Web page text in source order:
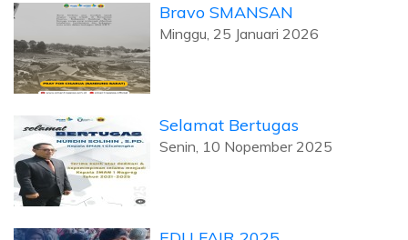
Bravo SMANSAN
Minggu, 25 Januari 2026
Selamat Bertugas
Senin, 10 Nopember 2025